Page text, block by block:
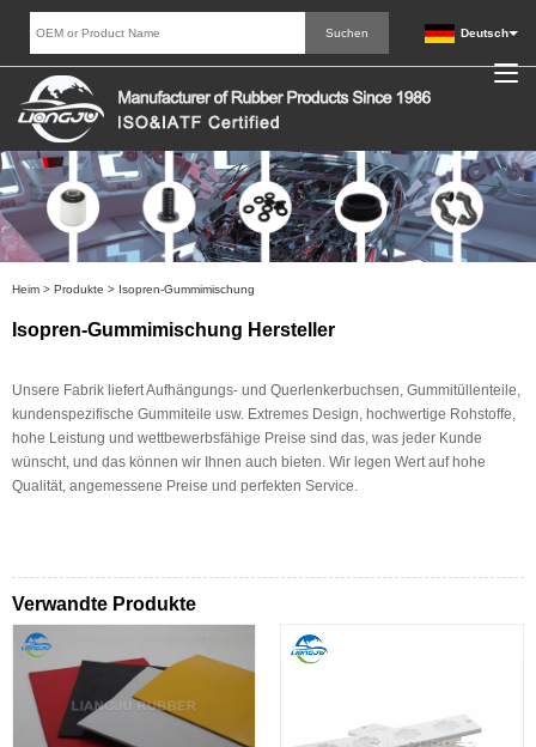
Deutsch
Heim > Produkte > Isopren-Gummimischung
Isopren-Gummimischung Hersteller
Unsere Fabrik liefert Aufhängungs- und Querlenkerbuchsen, Gummitüllenteile,
kundenspezifische Gummiteile usw. Extremes Design, hochwertige Rohstoffe,
hohe Leistung und wettbewerbsfähige Preise sind das, was jeder Kunde
wünscht, und das können wir Ihnen auch bieten. Wir legen Wert auf hohe
Qualität, angemessene Preise und perfekten Service.
Verwandte Produkte